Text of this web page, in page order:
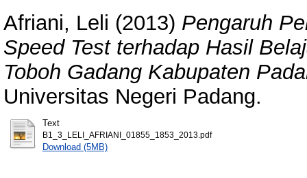
Afriani, Leli (2013) Pengaruh
Speed Test terhadap Hasil
Toboh Gadang Kabupaten
Universitas Negeri Padang.
Text
B1_3_LELI_AFRIANI_01855_1853_2013.pdf
Download (5MB)